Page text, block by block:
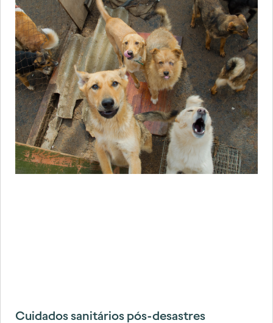
Cuidados sanitários pós-desastres